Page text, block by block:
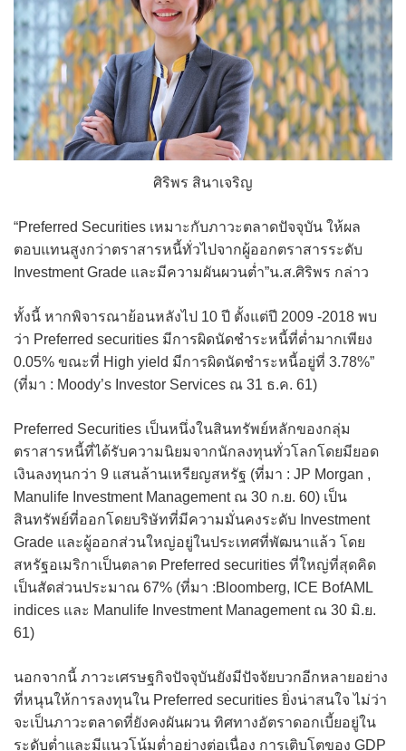
ศิริพร สินาเจริญ
“Preferred Securities เหมาะกับภาวะตลาดปัจจุบัน ให้ผล
ตอบแทนสูงกว่าตราสารหนี้ทั่วไปจากผู้ออกตราสารระดับ
Investment Grade และมีความผันผวนต่ำ”น.ส.ศิริพร กล่าว
ทั้งนี้ หากพิจารณาย้อนหลังไป 10 ปี ตั้งแต่ปี 2009 -2018 พบ
ว่า Preferred securities มีการผิดนัดชำระหนี้ที่ต่ำมากเพียง
0.05% ขณะที่ High yield มีการผิดนัดชำระหนี้อยู่ที่ 3.78%”
(ที่มา : Moody’s Investor Services ณ 31 ธ.ค. 61)
Preferred Securities เป็นหนึ่งในสินทรัพย์หลักของกลุ่ม
ตราสารหนี้ที่ได้รับความนิยมจากนักลงทุนทั่วโลกโดยมียอด
เงินลงทุนกว่า 9 แสนล้านเหรียญสหรัฐ (ที่มา : JP Morgan ,
Manulife Investment Management ณ 30 ก.ย. 60) เป็น
สินทรัพย์ที่ออกโดยบริษัทที่มีความมั่นคงระดับ Investment
Grade และผู้ออกส่วนใหญ่อยู่ในประเทศที่พัฒนาแล้ว โดย
สหรัฐอเมริกาเป็นตลาด Preferred securities ที่ใหญ่ที่สุดคิด
เป็นสัดส่วนประมาณ 67% (ที่มา :Bloomberg, ICE BofAML
indices และ Manulife Investment Management ณ 30 มิ.ย.
61)
นอกจากนี้ ภาวะเศรษฐกิจปัจจุบันยังมีปัจจัยบวกอีกหลายอย่าง
ที่หนุนให้การลงทุนใน Preferred securities ยิ่งน่าสนใจ ไม่ว่า
จะเป็นภาวะตลาดที่ยังคงผันผวน ทิศทางอัตราดอกเบี้ยอยู่ใน
ระดับต่ำและมีแนวโน้มต่ำอย่างต่อเนื่อง การเติบโตของ GDP